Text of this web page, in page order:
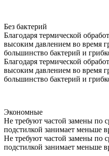
Без бактерий
Благодаря термической
высоким давлением во время
большинство бактерий и
Благодаря термической
высоким давлением во время
большинство бактерий и
Экономные
Не требуют частой замены по
подстилкой занимает меньше
Не требуют частой замены по
подстилкой занимает меньше